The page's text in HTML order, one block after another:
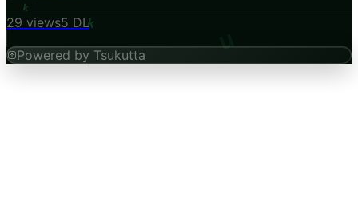
29 views5 DL
Powered by Tsukutta